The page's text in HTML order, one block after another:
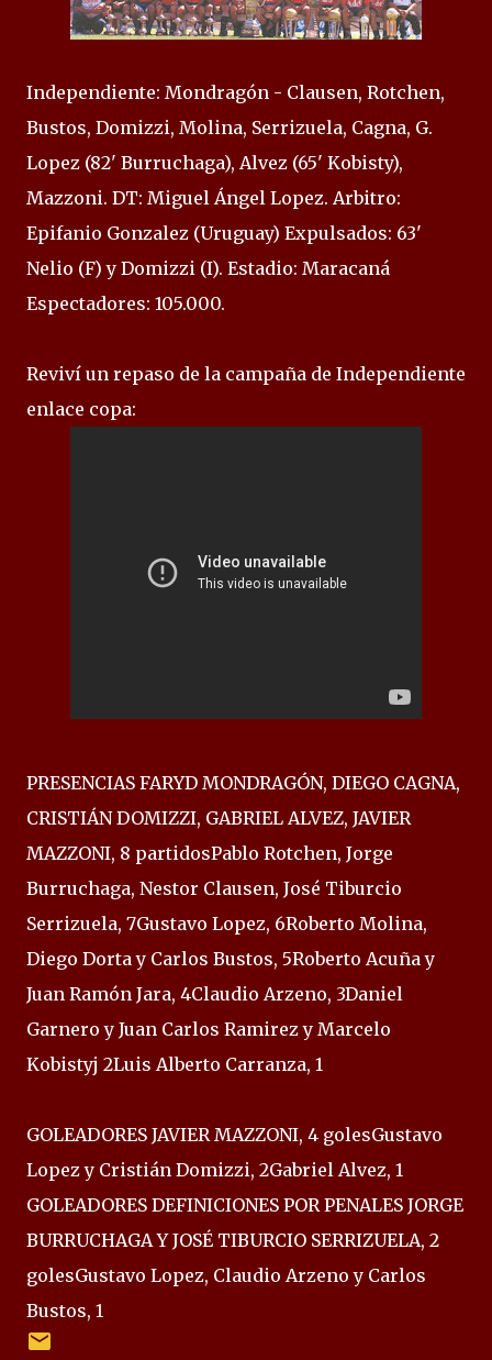
Independiente: Mondragón - Clausen, Rotchen,
Bustos, Domizzi, Molina, Serrizuela, Cagna, G.
Lopez (82' Burruchaga), Alvez (65' Kobisty),
Mazzoni. DT: Miguel Ángel Lopez. Arbitro:
Epifanio Gonzalez (Uruguay) Expulsados: 63'
Nelio (F) y Domizzi (I). Estadio: Maracaná
Espectadores: 105.000.
Reviví un repaso de la campaña de Independiente
enlace copa:
PRESENCIAS FARYD MONDRAGÓN, DIEGO CAGNA,
CRISTIÁN DOMIZZI, GABRIEL ALVEZ, JAVIER
MAZZONI, 8 partidosPablo Rotchen, Jorge
Burruchaga, Nestor Clausen, José Tiburcio
Serrizuela, 7Gustavo Lopez, 6Roberto Molina,
Diego Dorta y Carlos Bustos, 5Roberto Acuña y
Juan Ramón Jara, 4Claudio Arzeno, 3Daniel
Garnero y Juan Carlos Ramirez y Marcelo
Kobistyj 2Luis Alberto Carranza, 1
GOLEADORES JAVIER MAZZONI, 4 golesGustavo
Lopez y Cristián Domizzi, 2Gabriel Alvez, 1
GOLEADORES DEFINICIONES POR PENALES JORGE
BURRUCHAGA Y JOSÉ TIBURCIO SERRIZUELA, 2
golesGustavo Lopez, Claudio Arzeno y Carlos
Bustos, 1